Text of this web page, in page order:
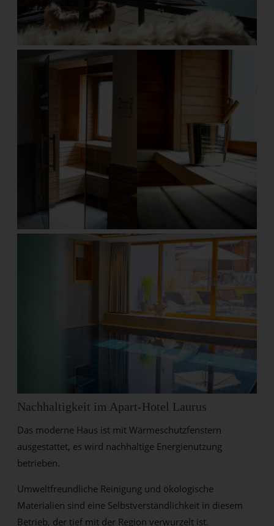
Nachhaltigkeit im Apart-Hotel Laurus
Das moderne Haus ist mit Wärmeschutzfenstern
ausgestattet, es wird nachhaltige Energienutzung
betrieben.
Umweltfreundliche Reinigung und ökologische
Materialien sind eine Selbstverständlichkeit in diesem
Betrieb, der tief mit der Region verwurzelt ist.